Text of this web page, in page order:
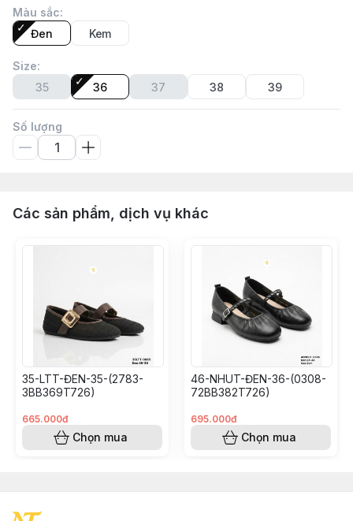
Màu sắc:
Đen
Kem
Size:
35
36 37 38 39
Số lượng
Các sản phẩm, dịch vụ khác
35-LTT-ĐEN-35-(2783-
3BB369T726)
665.000đ
Chọn mua
46-NHUT-ĐEN-36-(0308-
72BB382T726)
695.000đ
Chọn mua